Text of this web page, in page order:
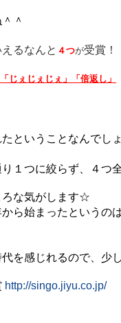
＾
るなんと ４つが受賞！
じぇじぇじぇ」「倍返し」
ということなんでし
１つに絞らず、４つ
な気がします☆
ら始まったというの
を感じれるので、少
http://singo.jiyu.co.jp/